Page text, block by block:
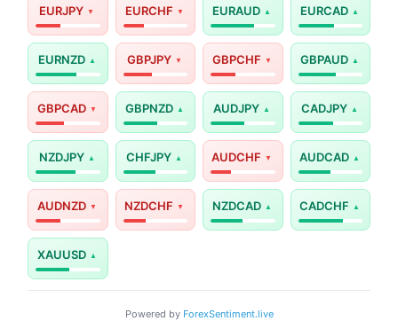
EURJPY EURCHF EURAUD EURCAD
EURNZD GBPJPY GBPCHF GBPAUD
GBPCAD GBPNZD AUDJPY CADJPY
NZDJPY CHFJPY AUDCHF AUDCAD
AUDNZD NZDCHF NZDCAD CADCHF
XAUUSD
Powered by ForexSentiment.live